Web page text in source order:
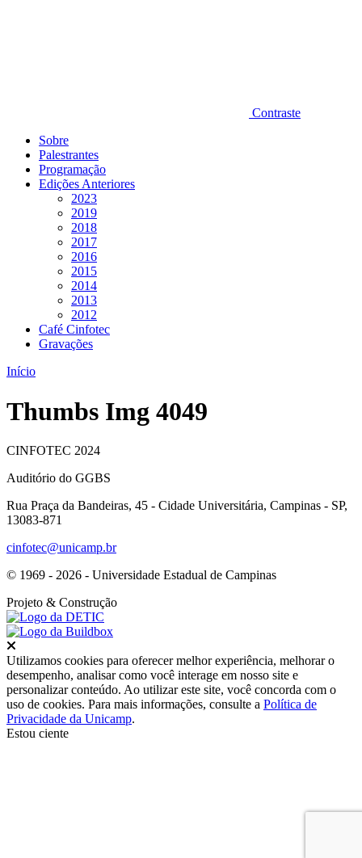
Contraste
Sobre
Palestrantes
Programação
Edições Anteriores
2023
2019
2018
2017
2016
2015
2014
2013
2012
Café Cinfotec
Gravações
Início
Thumbs Img 4049
CINFOTEC 2024
Auditório do GGBS
Rua Praça da Bandeiras, 45 - Cidade Universitária, Campinas - SP,
13083-871
cinfotec@unicamp.br
© 1969 - 2026 - Universidade Estadual de Campinas
Projeto & Construção
Utilizamos cookies para oferecer melhor experiência, melhorar o
desempenho, analisar como você interage em nosso site e
personalizar conteúdo. Ao utilizar este site, você concorda com o
uso de cookies. Para mais informações, consulte a Política de
Privacidade da Unicamp.
Estou ciente